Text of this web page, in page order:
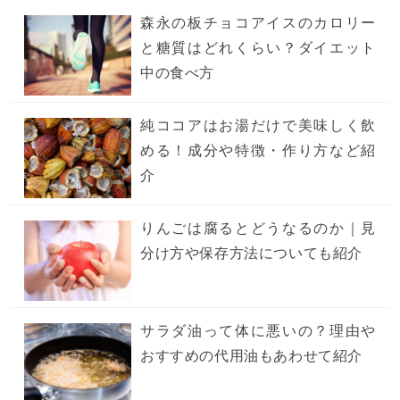
森永の板チョコアイスのカロリー
と糖質はどれくらい？ダイエット
中の食べ方
純ココアはお湯だけで美味しく飲
める！成分や特徴・作り方など紹
介
りんごは腐るとどうなるのか｜見
分け方や保存方法についても紹介
サラダ油って体に悪いの？理由や
おすすめの代用油もあわせて紹介